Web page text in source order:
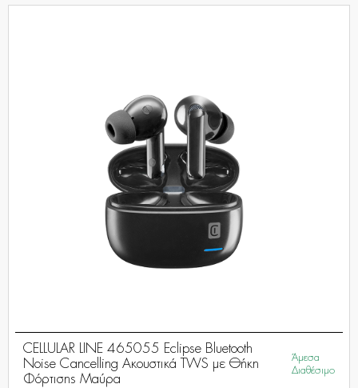
CELLULAR LINE 465055 Eclipse Bluetooth
Noise Cancelling Ακουστικά TWS με Θήκη
Φόρτισης Μαύρα
Άμεσα
Διαθέσιμο